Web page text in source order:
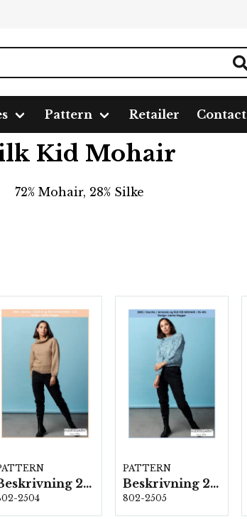
Pattern Retailer Contact
Kid Mohair
72% Mohair, 28% Silke
Beskrivning 2504
2504
PATTERN
Beskrivning 2505
802-2505